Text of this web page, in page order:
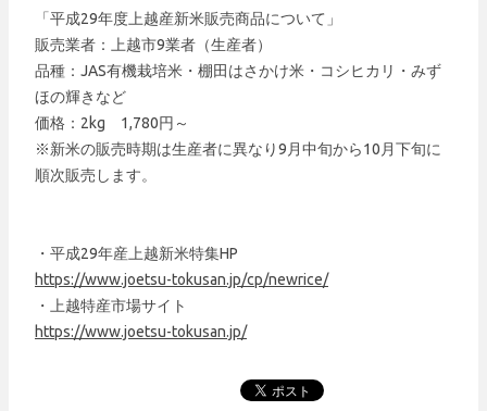
「平成29年度上越産新米販売商品について」
販売業者：上越市9業者（生産者）
品種：JAS有機栽培米・棚田はさかけ米・コシヒカリ・みず
ほの輝きなど
価格：2kg 1,780円～
※新米の販売時期は生産者に異なり9月中旬から10月下旬に
順次販売します。
・平成29年産上越新米特集HP
https://www.joetsu-tokusan.jp/cp/newrice/
・上越特産市場サイト
https://www.joetsu-tokusan.jp/